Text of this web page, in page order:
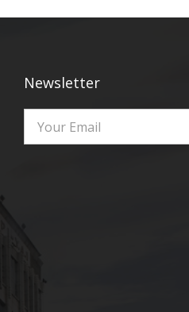
Newsletter